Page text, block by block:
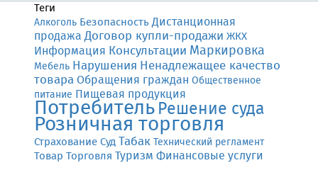
Теги
Алкоголь БезопасностьДистанционная
продажа Договор купли-продажи ЖКХ
Информация Консультации Маркировка
Мебель Нарушения Ненадлежащее качество
товара Обращения граждан Общественное
питание Пищевая продукция
ПотребительРешение суда
Розничная торговля
СтрахованиеСудТабакТехнический регламент
Товар Торговля Туризм Финансовые услуги